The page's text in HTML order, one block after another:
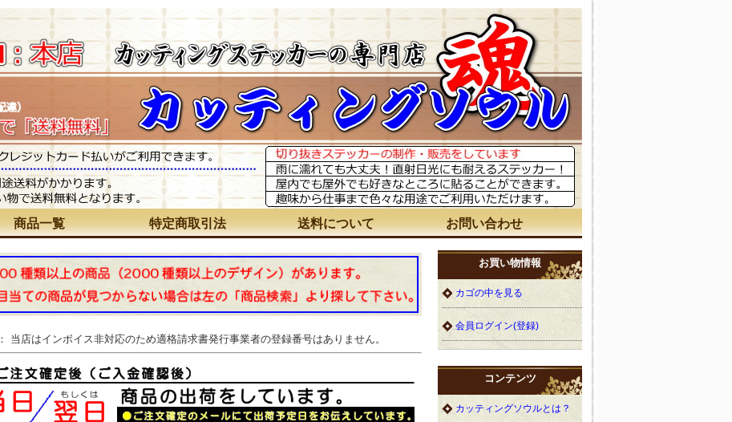
商品一覧 特定商取引法 送料について お問い合わせ
： 当店はインボイス非対応のため適格請求書発行事業者の登録番号はありません。
お買い物情報
カゴの中を見る
会員ログイン(登録)
コンテンツ
カッティングソウルとは？